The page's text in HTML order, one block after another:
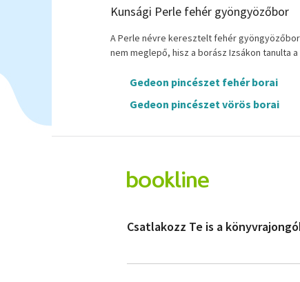
Kunsági Perle fehér gyöngyözőbor
A Perle névre keresztelt fehér
nem meglepő, hisz a borász Izsákon tanulta
Gedeon pincészet fehér borai
Gedeon pincészet vörös borai
Csatlakozz Te is a